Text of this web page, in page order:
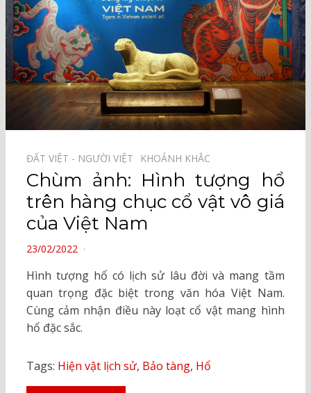
ĐẤT VIỆT - NGƯỜI VIỆT⠀ KHOẢNH KHẮC⠀
Chùm ảnh: Hình tượng hổ
trên hàng chục cổ vật vô giá
của Việt Nam
POSTED
23/02/2022
Hình tượng hổ có lịch sử lâu đời và mang tầm
quan trọng đặc biệt trong văn hóa Việt Nam.
Cùng cảm nhận điều này loạt cổ vật mang hình
hổ đặc sắc.
Tags: Hiện vật lịch sử, Bảo tàng, Hổ